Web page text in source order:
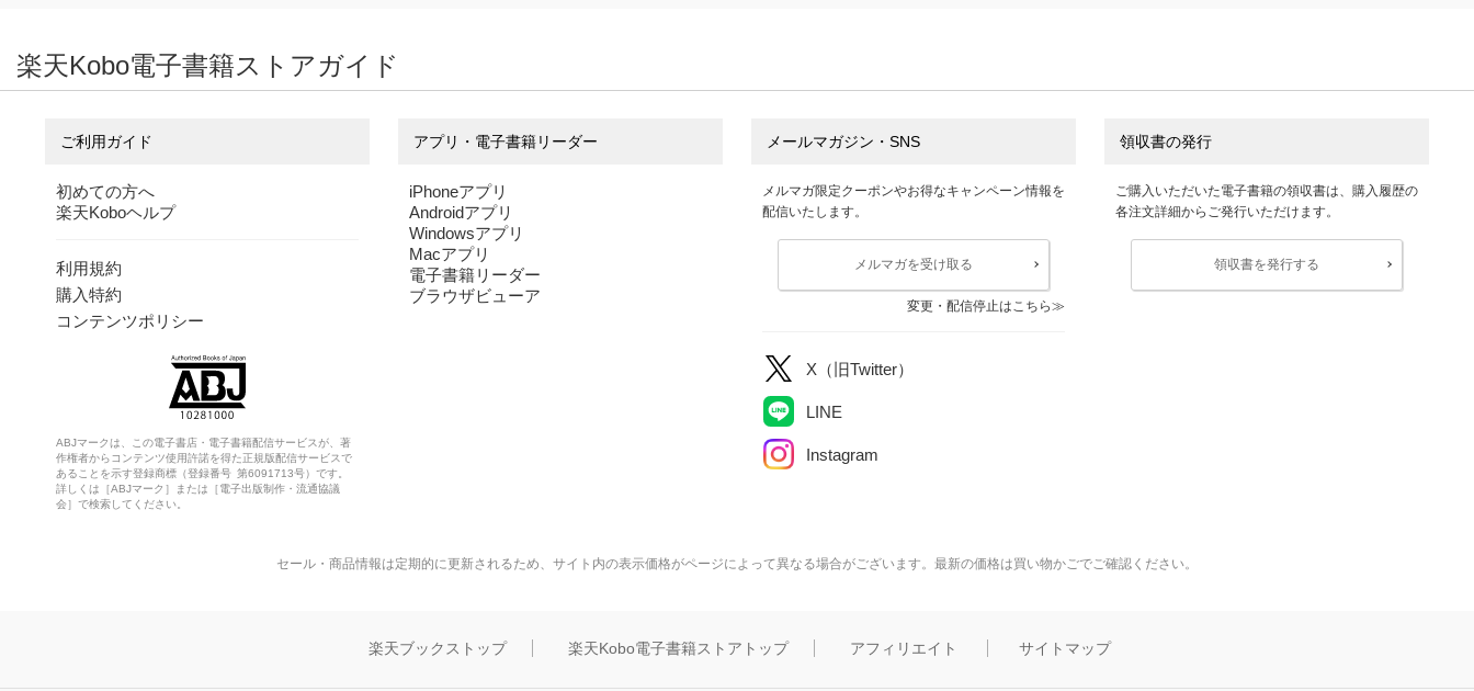
楽天Kobo電子書籍ストアガイド
ご利用ガイド
初めての方へ
楽天Koboヘルプ
利用規約
購入特約
コンテンツポリシー
ABJマークは、この電子書店・電子書籍配信サービスが、著
作権者からコンテンツ使用許諾を得た正規版配信サービスで
あることを示す登録商標（登録番号 第6091713号）です。
詳しくは［ABJマーク］または［電子出版制作・流通協議
会］で検索してください。
アプリ・電子書籍リーダー
iPhoneアプリ
Androidアプリ
Windowsアプリ
Macアプリ
電子書籍リーダー
ブラウザビューア
メールマガジン・SNS
メルマガ限定クーポンやお得なキャンペーン情報を
配信いたします。
メルマガを受け取る
変更・配信停止はこちら
X（旧Twitter）
LINE
Instagram
領収書の発行
ご購入いただいた電子書籍の領収書は、購入履歴の
各注文詳細からご発行いただけます。
領収書を発行する
セール・商品情報は定期的に更新されるため、サイト内の表示価格がページによって異なる場合がございます。最新の価格は買い物かごでご確認ください。
楽天ブックストップ 楽天Kobo電子書籍ストアトップ アフィリエイト サイトマップ